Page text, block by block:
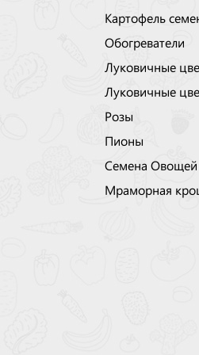
Картофель
Обогреватели
Луковичные
Луковичные
Розы
Пионы
Семена Овощей
Мраморная